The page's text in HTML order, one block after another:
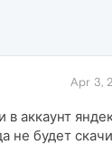
Apr 3,
в аккаунт
не будет